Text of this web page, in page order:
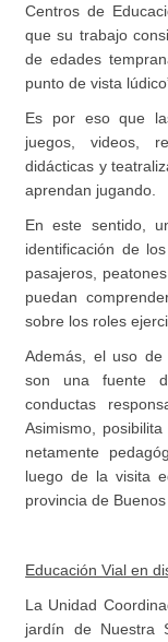
Centros de
que su trabajo
de edades
punto de vista
Es por eso que
juegos, videos,
didácticas y
aprendan jugando.
En este sentido,
identificación de
pasajeros,
puedan
sobre los roles
Además, el uso de
son una fuente
conductas
Asimismo,
netamente
luego de la visita
provincia de Buenos
Educación Vial en
La Unidad
jardín de Nuestra